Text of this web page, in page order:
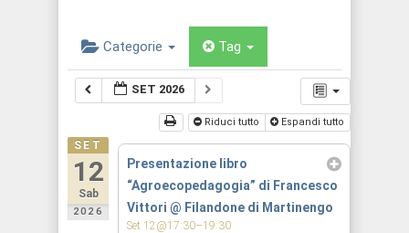
Categorie Tag
SET 2026
Riduci tutto Espandi tutto
SET
12
Sab
2026
Presentazione libro
“Agroecopedagogia” di Francesco
Vittori @ Filandone di Martinengo
Set 12@17:30–19:30